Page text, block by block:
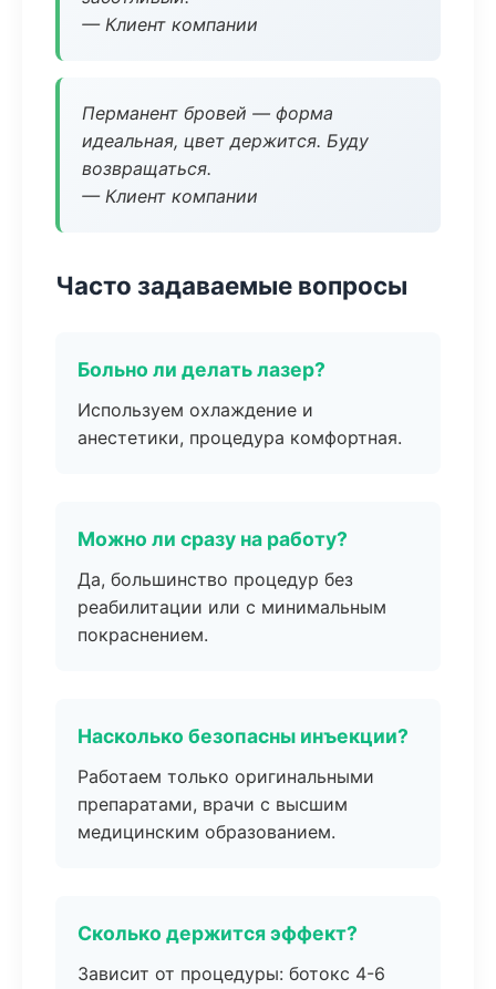
— Клиент компании
Перманент бровей — форма
идеальная, цвет держится. Буду
возвращаться.
— Клиент компании
Часто задаваемые вопросы
Больно ли делать лазер?
Используем охлаждение и
анестетики, процедура комфортная.
Можно ли сразу на работу?
Да, большинство процедур без
реабилитации или с минимальным
покраснением.
Насколько безопасны инъекции?
Работаем только оригинальными
препаратами, врачи с высшим
медицинским образованием.
Сколько держится эффект?
Зависит от процедуры: ботокс 4-6